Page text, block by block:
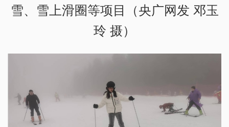
雪、雪上滑圈等项目（央广网发 邓玉
玲 摄）